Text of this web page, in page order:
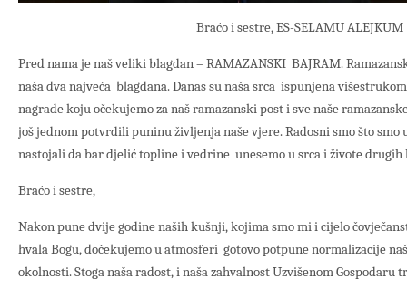
Braćo i sestre, ES-SELAMU ALEJKUM
Pred nama je naš veliki blagdan – RAMAZANSKI BAJRAM.
naša dva najveća blagdana. Danas su naša srca ispunjena
nagrade koju očekujemo za naš ramazanski post i sve naše
još jednom potvrdili puninu življenja naše vjere. Radosni smo što smo
nastojali da bar djelić topline i vedrine unesemo u srca i živote
Braćo i sestre,
Nakon pune dvije godine naših kušnji, kojima smo mi i cijelo
hvala Bogu, dočekujemo u atmosferi gotovo potpune normalizacije
okolnosti. Stoga naša radost, i naša zahvalnost Uzvišenom